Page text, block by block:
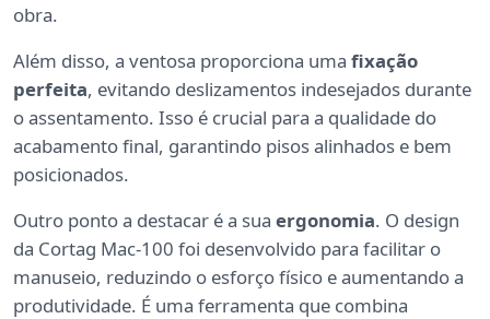
obra.
Além disso, a ventosa proporciona uma fixação
perfeita, evitando deslizamentos indesejados durante
o assentamento. Isso é crucial para a qualidade do
acabamento final, garantindo pisos alinhados e bem
posicionados.
Outro ponto a destacar é a sua ergonomia. O design
da Cortag Mac-100 foi desenvolvido para facilitar o
manuseio, reduzindo o esforço físico e aumentando a
produtividade. É uma ferramenta que combina